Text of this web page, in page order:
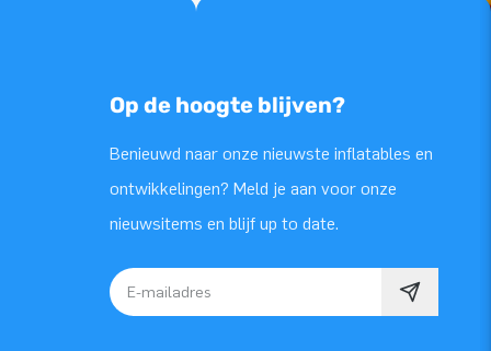
Op de hoogte blijven?
Benieuwd naar onze nieuwste inflatables en
ontwikkelingen? Meld je aan voor onze
nieuwsitems en blijf up to date.
E-mailadres